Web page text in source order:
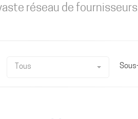
réseau de
Tous